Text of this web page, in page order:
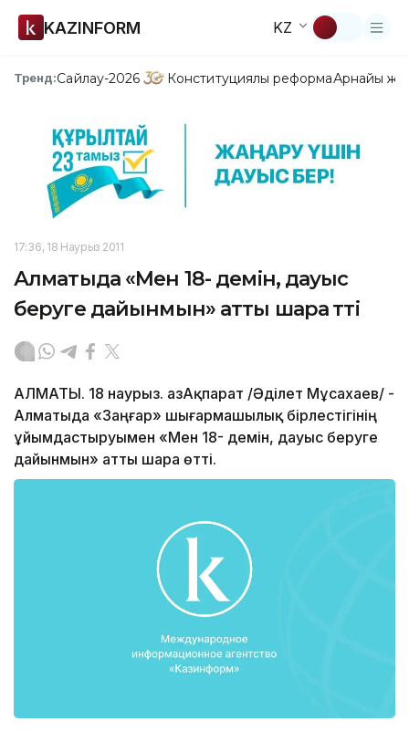
KAZINFORM KZ
Тренд:Сайлау-2026 Конституциялық реформаАрнайы
17:36, 18 Наурыз 2011
Алматыда «Мен 18- демін, дауыс
беруге дайынмын» атты шара өтті
АЛМАТЫ. 18 наурыз. ҚазАқпарат /Әділет Мұсахаев/ -
Алматыда «Заңғар» шығармашылық бірлестігінің
ұйымдастыруымен «Мен 18- демін, дауыс беруге
дайынмын» атты шара өтті.